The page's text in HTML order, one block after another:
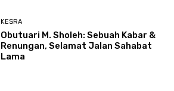
KESRA
Obutuari M. Sholeh: Sebuah Kabar &
Renungan, Selamat Jalan Sahabat
Lama